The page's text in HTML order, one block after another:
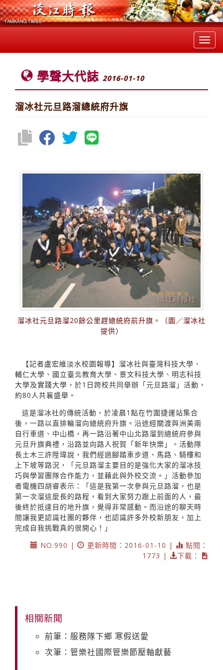
學聲大代誌 2016-01-10
溜冰社元旦路溜總統府升旗
溜冰社元旦路溜20餘公里趕總統府前升旗。（圖／溜冰社
提供）
【記者盧宏維淡水校園報導】溜冰社與臺灣科技大學、
輔仁大學、國立臺北教育大學、景文科技大學、明志科技
大學及實踐大學，於1日跨校共同舉辦「元旦路溜」活動，
約80人共襄盛舉。
這是溜冰社的傳統活動，於凌晨1點在竹圍捷運站集合
後，一路以直排輪溜向總統府升旗。沿途經關渡與洲美兩
自行車道、中山橋，再一路沿著中山北路溜到總統府參與
元旦升旗典禮，沿路並向路人祝賀「新年快樂」。活動隊
長土木三許陞瑋說，我們經過腳踏車步道、馬路、騎樓和
上下坡等路況，「元旦路溜主要目的是強化大家的溜冰技
巧與學習團隊合作能力，並藉此與外校交流。」活動參加
者電機四胡睿表示：「這是我第一次參與元旦路溜，也是
第一次溜這麼長的路程，看到大家努力跟上前面的人，最
後終於抵達目的地升旗，覺得非常感動。而沿途的聊天時
間讓我更認識社團的夥伴，也認識許多外校新朋友，加上
完成自我挑戰真的很開心！」
NO.990 |
更新時間：2016-01-10 |
點閱：
1773 |
下載：
相關新聞
前筆：服務隊下鄉 寒假送愛
次筆：管樂社國際管樂節壓軸獻藝